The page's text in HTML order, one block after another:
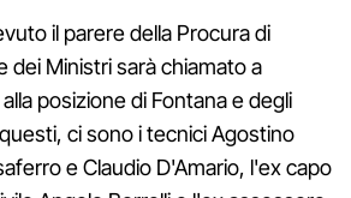
il parere della Procura di
dei Ministri sarà chiamato a
posizione di Fontana e degli
ci sono i tecnici Agostino
e Claudio D'Amario, l'ex capo